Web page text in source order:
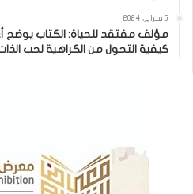
5 فبراير، 2024
مؤلف مفتقد للحياة: الكتاب يوضح
كيفية التحول من الكراهية لحب